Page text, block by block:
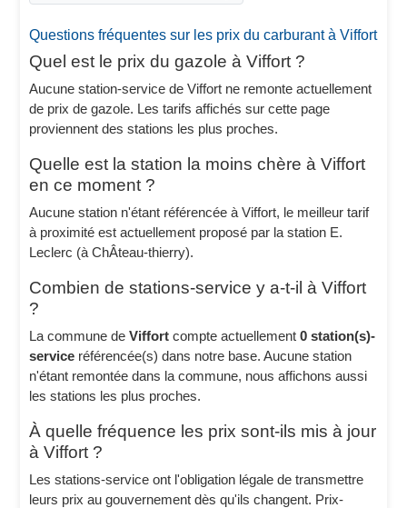
Questions fréquentes sur les prix du carburant à Viffort
Quel est le prix du gazole à Viffort ?
Aucune station-service de Viffort ne remonte actuellement
de prix de gazole. Les tarifs affichés sur cette page
proviennent des stations les plus proches.
Quelle est la station la moins chère à Viffort
en ce moment ?
Aucune station n'étant référencée à Viffort, le meilleur tarif
à proximité est actuellement proposé par la station E.
Leclerc (à ChÂteau-thierry).
Combien de stations-service y a-t-il à Viffort
?
La commune deViffort compte actuellement0 station(s)-
service référencée(s) dans notre base. Aucune station
n'étant remontée dans la commune, nous affichons aussi
les stations les plus proches.
À quelle fréquence les prix sont-ils mis à jour
à Viffort ?
Les stations-service ont l'obligation légale de transmettre
leurs prix au gouvernement dès qu'ils changent. Prix-